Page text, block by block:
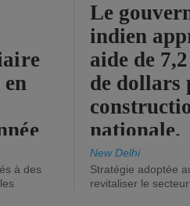
en
à des
Le
indien
aide de
de dollars
nationale.
New Delhi
Stratégie adoptée
revitaliser le secteur